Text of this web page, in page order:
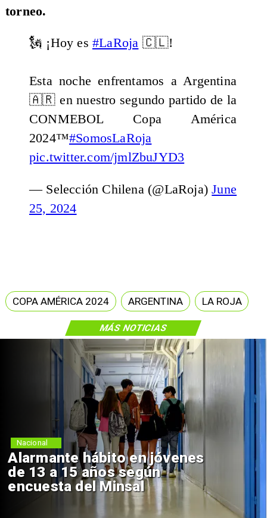
MÁS NOTICIAS
torneo.
🗽 ¡Hoy es #LaRoja 🇨🇱!
Esta noche enfrentamos a Argentina
🇦🇷 en nuestro segundo partido de la
CONMEBOL Copa América
2024™️#SomosLaRoja
pic.twitter.com/jmlZbuJYD3
— Selección Chilena (@LaRoja)June
25, 2024
COPA AMÉRICA 2024 ARGENTINA LA ROJA
Aprueban creación
Sebastián Piñera
de $4 mil millones
Regiones